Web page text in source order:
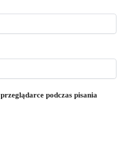
podczas pisania